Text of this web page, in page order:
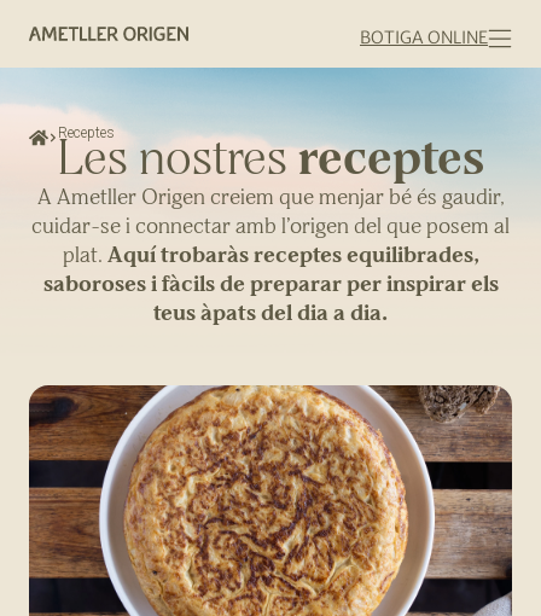
BOTIGA ONLINE
Receptes
Les nostresreceptes
A Ametller Origen creiem que menjar bé és gaudir,
cuidar-se i connectar amb l’origen del que posem al
plat. Aquí trobaràs receptes equilibrades,
saboroses i fàcils de preparar per inspirar els
teus àpats del dia a dia.